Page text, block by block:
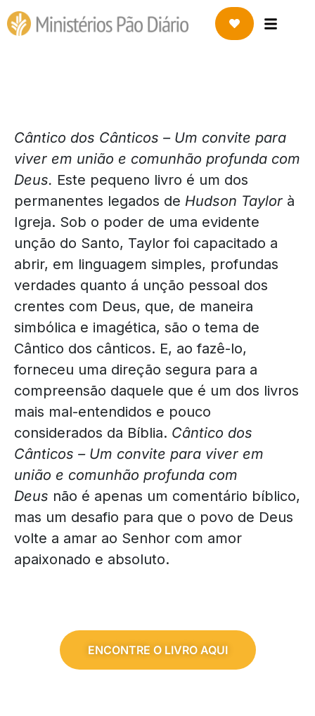
Cântico dos Cânticos – Um convite para
viver em união e comunhão profunda com
Deus. Este pequeno livro é um dos
permanentes legados de Hudson Taylor à
Igreja. Sob o poder de uma evidente
unção do Santo, Taylor foi capacitado a
abrir, em linguagem simples, profundas
verdades quanto á unção pessoal dos
crentes com Deus, que, de maneira
simbólica e imagética, são o tema de
Cântico dos cânticos. E, ao fazê-lo,
forneceu uma direção segura para a
compreensão daquele que é um dos livros
mais mal-entendidos e pouco
considerados da Bíblia. Cântico dos
Cânticos – Um convite para viver em
união e comunhão profunda com
Deus não é apenas um comentário bíblico,
mas um desafio para que o povo de Deus
volte a amar ao Senhor com amor
apaixonado e absoluto.
ENCONTRE O LIVRO AQUI